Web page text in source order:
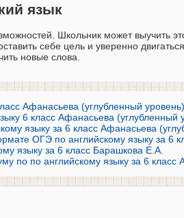
язык
Школьник может выучить
себе цель и уверенно
новые слова.
Афанасьева (углубленный уровень)
6 класс Афанасьева (углубленный
языку за 6 класс Афанасьева
ОГЭ по английскому языку за 6
языку за 6 класс Барашкова Е.А.
по по английскому языку за 6 класс